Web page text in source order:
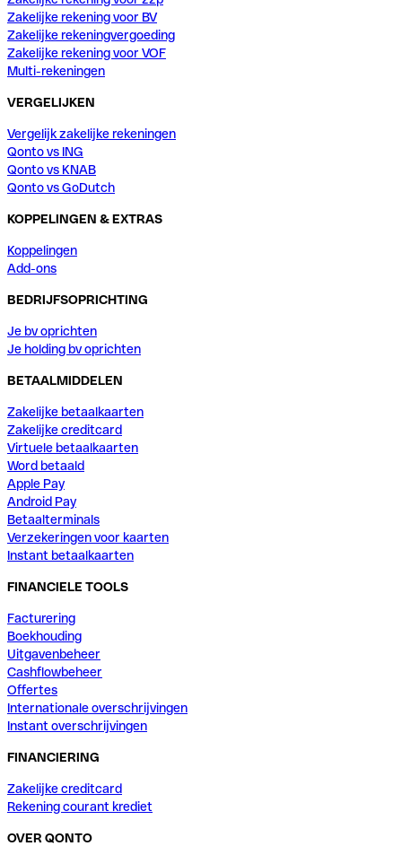
Zakelijke rekening voor BV
Zakelijke rekeningvergoeding
Zakelijke rekening voor VOF
Multi-rekeningen
VERGELIJKEN
Vergelijk zakelijke rekeningen
Qonto vs ING
Qonto vs KNAB
Qonto vs GoDutch
KOPPELINGEN & EXTRAS
Koppelingen
Add-ons
BEDRIJFSOPRICHTING
Je bv oprichten
Je holding bv oprichten
BETAALMIDDELEN
Zakelijke betaalkaarten
Zakelijke creditcard
Virtuele betaalkaarten
Word betaald
Apple Pay
Android Pay
Betaalterminals
Verzekeringen voor kaarten
Instant betaalkaarten
FINANCIELE TOOLS
Facturering
Boekhouding
Uitgavenbeheer
Cashflowbeheer
Offertes
Internationale overschrijvingen
Instant overschrijvingen
FINANCIERING
Zakelijke creditcard
Rekening courant krediet
OVER QONTO